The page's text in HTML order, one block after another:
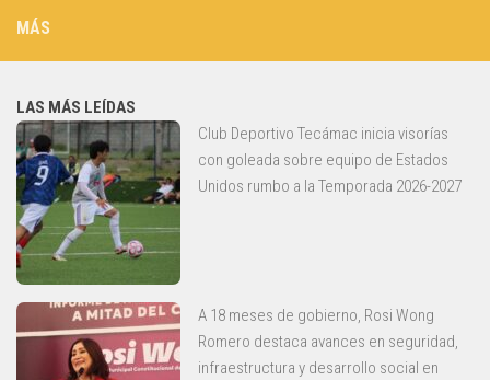
MÁS
LAS MÁS LEÍDAS
Club Deportivo Tecámac inicia visorías
con goleada sobre equipo de Estados
Unidos rumbo a la Temporada 2026-2027
A 18 meses de gobierno, Rosi Wong
Romero destaca avances en seguridad,
infraestructura y desarrollo social en